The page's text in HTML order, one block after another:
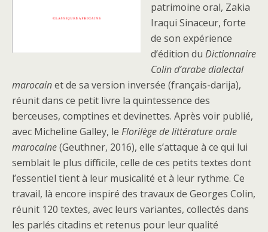
patrimoine oral, Zakia
Iraqui Sinaceur, forte
de son expérience
d’édition du Dictionnaire
Colin d’arabe dialectal
marocainet de sa version inversée (français-darija),
réunit dans ce petit livre la quintessence des
berceuses, comptines et devinettes. Après voir publié,
avec Micheline Galley, le Florilège de littérature orale
marocaine(Geuthner, 2016), elle s’attaque à ce qui lui
semblait le plus difficile, celle de ces petits textes dont
l’essentiel tient à leur musicalité et à leur rythme. Ce
travail, là encore inspiré des travaux de Georges Colin,
réunit 120 textes, avec leurs variantes, collectés dans
les parlés citadins et retenus pour leur qualité